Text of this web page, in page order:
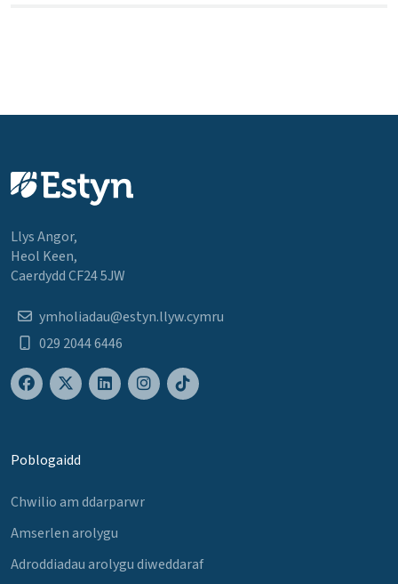
Llys Angor,
Heol Keen,
Caerdydd CF24 5JW
ymholiadau@estyn.llyw.cymru
029 2044 6446
Poblogaidd
Chwilio am ddarparwr
Amserlen arolygu
Adroddiadau arolygu diweddaraf